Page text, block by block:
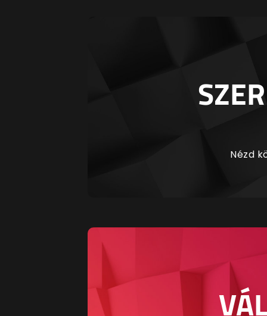
Nézd